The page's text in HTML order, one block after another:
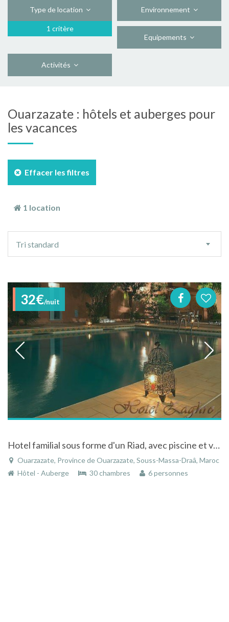
Type de location
1 critère
Environnement
Equipements
Activités
Ouarzazate : hôtels et auberges pour
les vacances
Effacer les filtres
1 location
tri
Tri standard
32€/nuit
Hotel familial sous forme d'un Riad, avec piscine et vue sur l'anti-atlas, à Ouarzazate...
Ouarzazate, Province de Ouarzazate, Souss-Massa-Draâ, Maroc
Hôtel - Auberge
30 chambres 6 personnes